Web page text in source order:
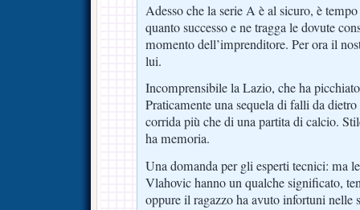
Adesso che la serie A è al sicuro, è
quanto successo e ne tragga le dovute
momento dell’imprenditore. Per ora il
lui.
Incomprensibile la Lazio, che ha
Praticamente una sequela di falli da
corrida più che di una partita di calcio.
ha memoria.
Una domanda per gli esperti tecnici: ma
Vlahovic hanno un qualche significato,
oppure il ragazzo ha avuto infortuni nelle